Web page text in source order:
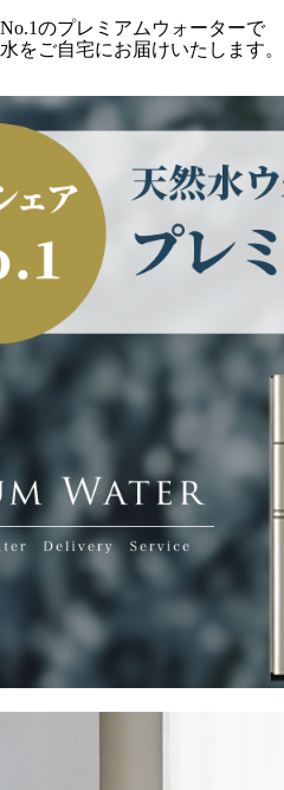
のプレミアムウォーターで
をご自宅にお届けいたします。